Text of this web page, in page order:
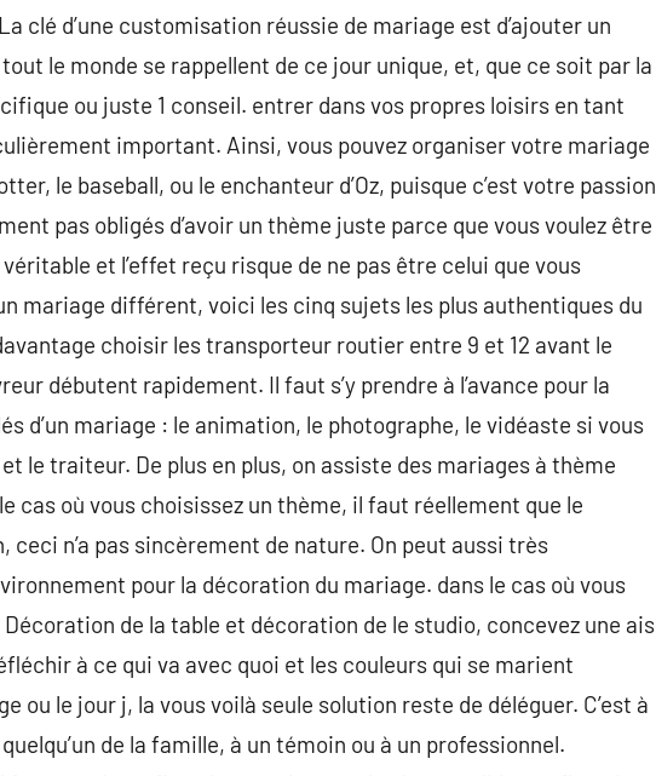
clé d’une customisation réussie de mariage est d’ajouter un
le monde se rappellent de ce jour unique, et, que ce soit par la
ou juste 1 conseil. entrer dans vos propres loisirs en tant
important. Ainsi, vous pouvez organiser votre mariage
le baseball, ou le enchanteur d’Oz, puisque c’est votre passion
pas obligés d’avoir un thème juste parce que vous voulez être
et l’effet reçu risque de ne pas être celui que vous
mariage différent, voici les cinq sujets les plus authentiques du
choisir les transporteur routier entre 9 et 12 avant le
débutent rapidement. Il faut s’y prendre à l’avance pour la
d’un mariage : le animation, le photographe, le vidéaste si vous
le traiteur. De plus en plus, on assiste des mariages à thème
cas où vous choisissez un thème, il faut réellement que le
n’a pas sincèrement de nature. On peut aussi très
pour la décoration du mariage. dans le cas où vous
de la table et décoration de le studio, concevez une ais
à ce qui va avec quoi et les couleurs qui se marient
ou le jour j, la vous voilà seule solution reste de déléguer. C’est à
de la famille, à un témoin ou à un professionnel.